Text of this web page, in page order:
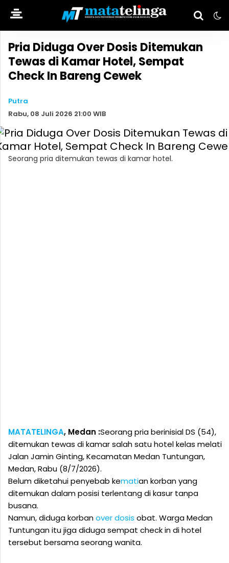
Pria Diduga Over Dosis Ditemukan
Tewas di Kamar Hotel, Sempat
Check In Bareng Cewek
Putra
Rabu, 08 Juli 2026 21:00 WIB
Seorang pria ditemukan tewas di kamar hotel.
MATATELINGA, Medan :Seorang pria berinisial DS (54),
ditemukan tewas di kamar salah satu hotel kelas melati
Jalan Jamin Ginting, Kecamatan Medan Tuntungan,
Medan, Rabu (8/7/2026).
Belum diketahui penyebab kematian korban yang
ditemukan dalam posisi terlentang di kasur tanpa
busana.
Namun, diduga korbanoverdosis obat. Warga Medan
Tuntungan itu jiga diduga sempat check in di hotel
tersebut bersama seorang wanita.